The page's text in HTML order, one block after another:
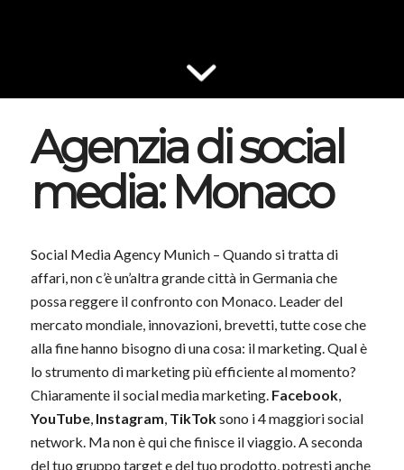
Agenzia di social
media: Monaco
Social Media Agency Munich – Quando si tratta di
affari, non c’è un’altra grande città in Germania che
possa reggere il confronto con Monaco. Leader del
mercato mondiale, innovazioni, brevetti, tutte cose che
alla fine hanno bisogno di una cosa: il marketing. Qual è
lo strumento di marketing più efficiente al momento?
Chiaramente il social media marketing. Facebook,
YouTube, Instagram, TikToksono i 4 maggiori social
network. Ma non è qui che finisce il viaggio. A seconda
del tuo gruppo target e del tuo prodotto, potresti anche